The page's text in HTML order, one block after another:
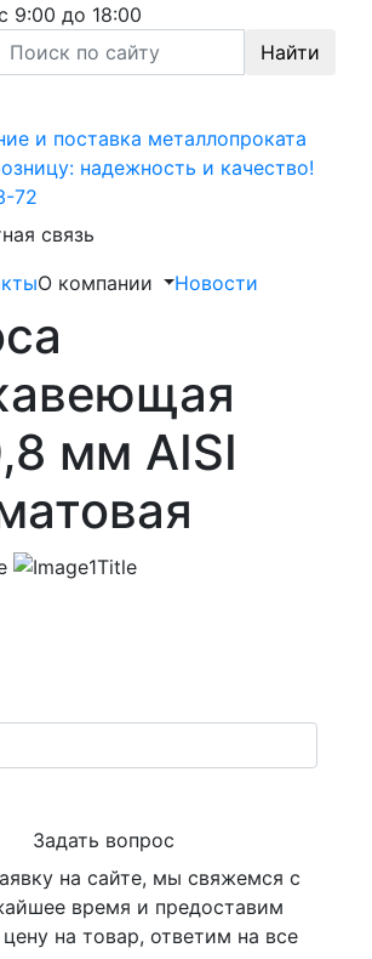
9:00 до 18:00
Найти
и поставка металлопроката
надежность и качество!
72
связь
О компании Новости
мм AISI
Задать вопрос
на сайте, мы свяжемся с
время и предоставим
на товар, ответим на все